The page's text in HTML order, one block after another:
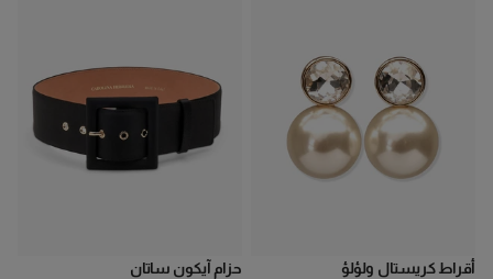
أقراط كريستال ولؤلؤ حزام آيكون ساتان